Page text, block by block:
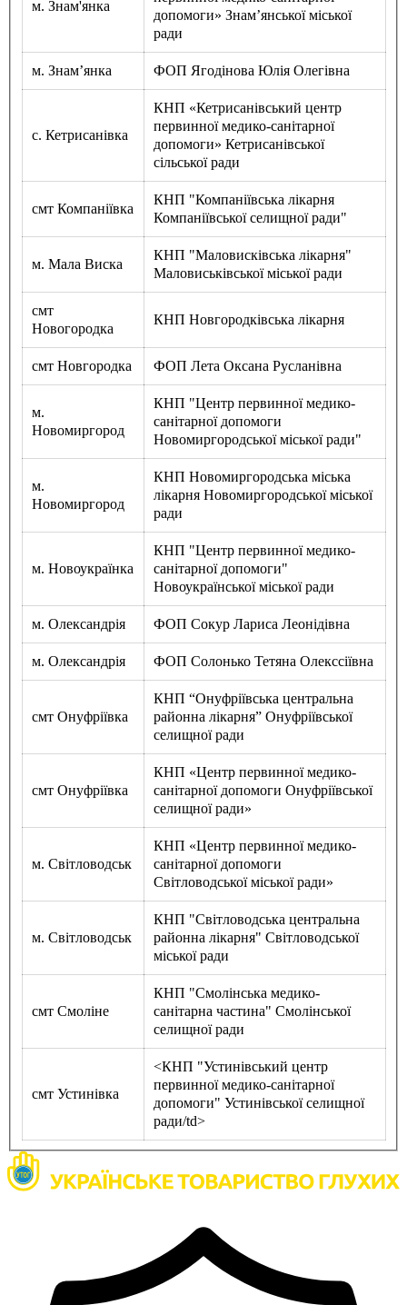
м. Знам'янка
допомоги» Знам’янської міської
ради
м. Знам’янка ФОП Ягодінова Юлія Олегівна
с. Кетрисанівка
КНП «Кетрисанівський центр
первинної медико-санітарної
допомоги» Кетрисанівської
сільської ради
смт Компаніївка
КНП "Компаніївська лікарня
Компаніївської селищної ради"
м. Мала Виска
КНП "Маловисківська лікарня"
Маловиськівської міської ради
смт
Новогородка
КНП Новгородківська лікарня
смт Новгородка ФОП Лета Оксана Русланівна
м.
Новомиргород
КНП "Центр первинної медико-
санітарної допомоги
Новомиргородської міської ради"
м.
Новомиргород
КНП Новомиргородська міська
лікарня Новомиргородської міської
ради
м. Новоукраїнка
КНП "Центр первинної медико-
санітарної допомоги"
Новоукраїнської міської ради
м. Олександрія ФОП Сокур Лариса Леонідівна
м. Олександрія ФОП Солонько Тетяна Олекссіївна
смт Онуфріївка
КНП “Онуфріївська центральна
районна лікарня” Онуфріївської
селищної ради
смт Онуфріївка
КНП «Центр первинної медико-
санітарної допомоги Онуфріївської
селищної ради»
м. Світловодськ
КНП «Центр первинної медико-
санітарної допомоги
Світловодської міської ради»
м. Світловодськ
КНП "Світловодська центральна
районна лікарня" Світловодської
міської ради
смт Смоліне
КНП "Смолінська медико-
санітарна частина" Смолінської
селищної ради
смт Устинівка
<КНП "Устинівський центр
первинної медико-санітарної
допомоги" Устинівської селищної
ради/td>